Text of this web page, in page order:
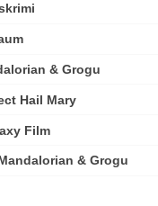
& Grogu
Hail Mary
Film
& Grogu